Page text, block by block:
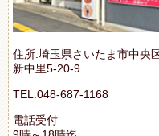
住所.埼玉県さいたま市中央
新中里5-20-9
TEL.048-687-1168
電話受付